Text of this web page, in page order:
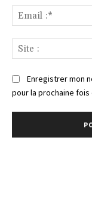
Enregistrer mon
pour la prochaine